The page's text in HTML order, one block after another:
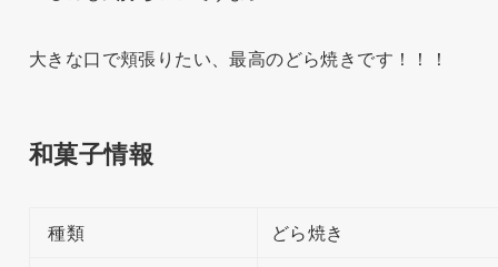
大きな口で頬張りたい、最高のどら焼きです！！！
和菓子情報
種類
どら焼き